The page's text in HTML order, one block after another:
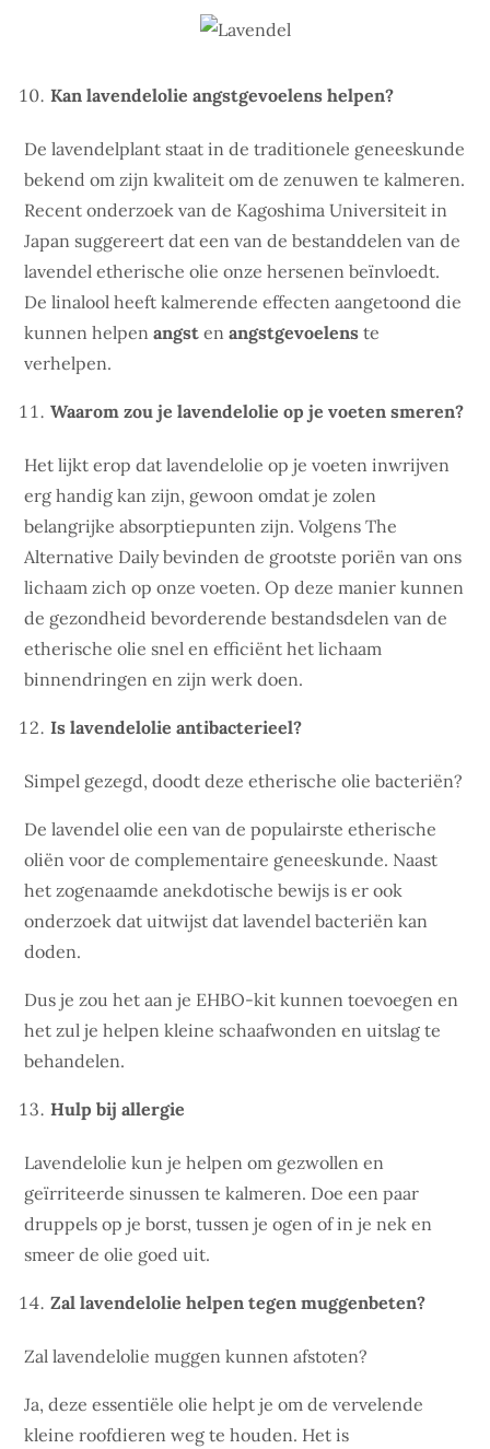
Kan lavendelolie angstgevoelens helpen?
De lavendelplant staat in de traditionele geneeskunde
bekend om zijn kwaliteit om de zenuwen te kalmeren.
Recent onderzoek van de Kagoshima Universiteit in
Japan suggereert dat een van de bestanddelen van de
lavendel etherische olie onze hersenen beïnvloedt.
De linalool heeft kalmerende effecten aangetoond die
kunnen helpenangstenangstgevoelens te
verhelpen.
Waarom zou je lavendelolie op je voeten smeren?
Het lijkt erop dat lavendelolie op je voeten inwrijven
erg handig kan zijn, gewoon omdat je zolen
belangrijke absorptiepunten zijn. Volgens The
Alternative Daily bevinden de grootste poriën van ons
lichaam zich op onze voeten. Op deze manier kunnen
de gezondheid bevorderende bestandsdelen van de
etherische olie snel en efficiënt het lichaam
binnendringen en zijn werk doen.
Is lavendelolie antibacterieel?
Simpel gezegd, doodt deze etherische olie bacteriën?
De lavendel olie een van de populairste etherische
oliën voor de complementaire geneeskunde. Naast
het zogenaamde anekdotische bewijs is er ook
onderzoek dat uitwijst dat lavendel bacteriën kan
doden.
Dus je zou het aan je EHBO-kit kunnen toevoegen en
het zul je helpen kleine schaafwonden en uitslag te
behandelen.
Hulp bij allergie
Lavendelolie kun je helpen om gezwollen en
geïrriteerde sinussen te kalmeren. Doe een paar
druppels op je borst, tussen je ogen of in je nek en
smeer de olie goed uit.
Zal lavendelolie helpen tegen muggenbeten?
Zal lavendelolie muggen kunnen afstoten?
Ja, deze essentiële olie helpt je om de vervelende
kleine roofdieren weg te houden. Het is